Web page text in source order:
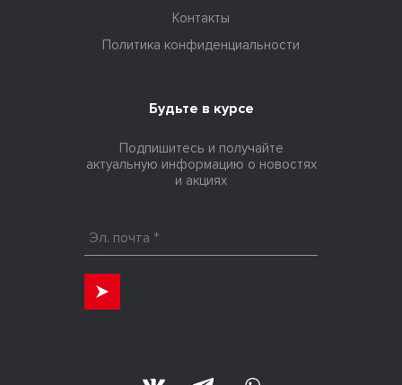
Контакты
Политика конфиденциальности
Будьте в курсе
Подпишитесь и получайте
актуальную информацию о новостях
и акциях